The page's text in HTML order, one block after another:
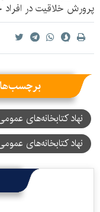
پرورش خلاقیت‌ در افراد
برچسب‌ها
نهاد کتابخانه‌های
نهاد کتابخانه‌‌های